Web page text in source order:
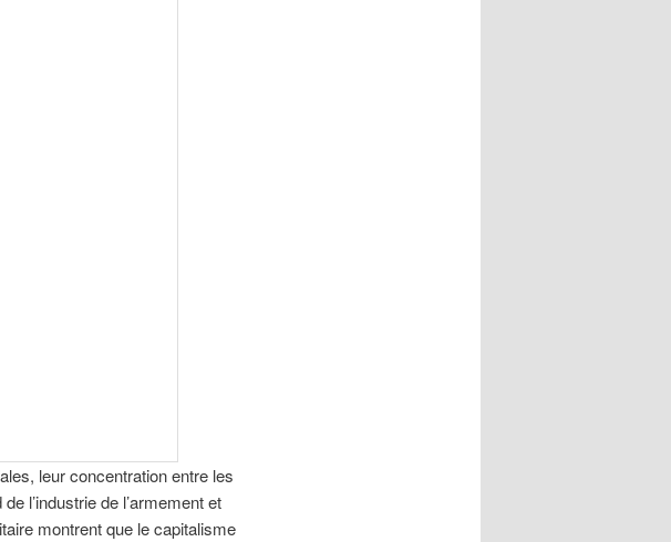
leur concentration entre les
l’industrie de l’armement et
montrent que le capitalisme